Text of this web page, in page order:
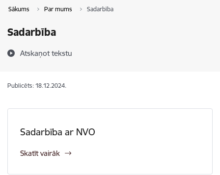
Sākums Par mums Sadarbība
Sadarbība
Atskaņot tekstu
Publicēts: 18.12.2024.
Sadarbība ar NVO
Skatīt vairāk